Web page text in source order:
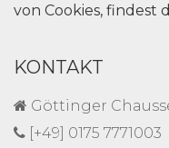
von Cookies, findest
KONTAKT
Göttinger
[+49] 0175 7771003